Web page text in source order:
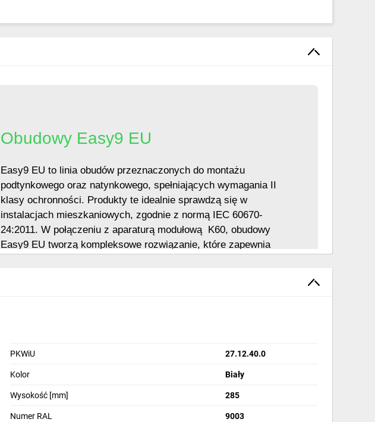
Obudowy Easy9 EU
Easy9 EU to linia obudów przeznaczonych do montażu
podtynkowego oraz natynkowego, spełniających wymagania II
klasy ochronności. Produkty te idealnie sprawdzą się w
instalacjach mieszkaniowych, zgodnie z normą IEC 60670-
24:2011. W połączeniu z aparaturą modułową  K60, obudowy
Easy9 EU tworzą kompleksowe rozwiązanie, które zapewnia
PKWiU 27.12.40.0
Kolor Biały
Wysokość [mm] 285
Numer RAL 9003